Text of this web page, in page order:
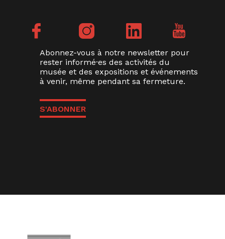
Abonnez-vous à notre newsletter pour
rester informé·es des activités du
musée et des expositions et événements
à venir, même pendant sa fermeture.
S'ABONNER